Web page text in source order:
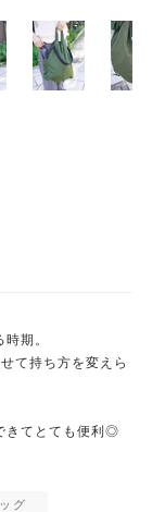
期。
て持ち方を変えら
きてとても便利◎
グ